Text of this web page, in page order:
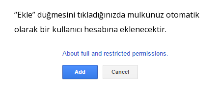
“Ekle” düğmesini tıkladığınızda mülkünüz otomatik
olarak bir kullanıcı hesabına eklenecektir.